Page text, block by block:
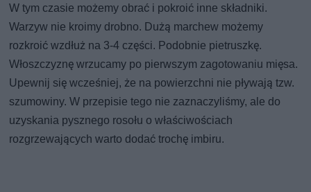
W tym czasie możemy obrać i pokroić inne składniki.
Warzyw nie kroimy drobno. Dużą marchew możemy
rozkroić wzdłuż na 3-4 części. Podobnie pietruszkę.
Włoszczyznę wrzucamy po pierwszym zagotowaniu mięsa.
Upewnij się wcześniej, że na powierzchni nie pływają tzw.
szumowiny. W przepisie tego nie zaznaczyliśmy, ale do
uzyskania pysznego rosołu o właściwościach
rozgrzewających warto dodać trochę imbiru.